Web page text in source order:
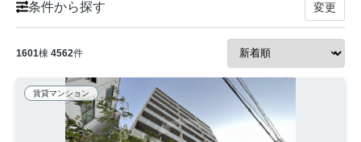
条件から探す 変更
1601棟 4562件
賃貸マンション